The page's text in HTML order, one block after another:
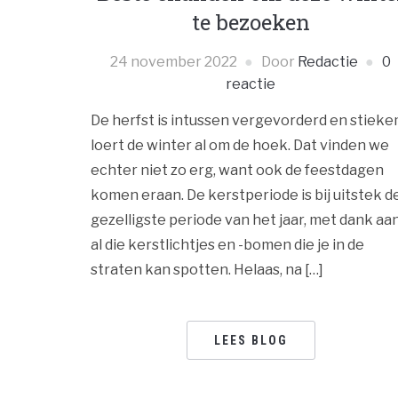
te bezoeken
24 november 2022 Door Redactie
0
reactie
De herfst is intussen vergevorderd en
loert de winter al om de hoek. Dat vinden we
echter niet zo erg, want ook de feestdagen
komen eraan. De kerstperiode is bij uitstek
gezelligste periode van het jaar, met dank
al die kerstlichtjes en -bomen die je in de
straten kan spotten. Helaas, na […]
LEES BLOG